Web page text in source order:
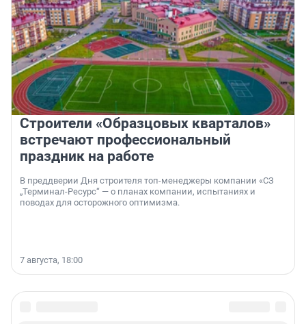
Строители «Образцовых кварталов»
встречают профессиональный
праздник на работе
В преддверии Дня строителя топ-менеджеры компании «СЗ
„Терминал-Ресурс“ — о планах компании, испытаниях и
поводах для осторожного оптимизма.
7 августа, 18:00